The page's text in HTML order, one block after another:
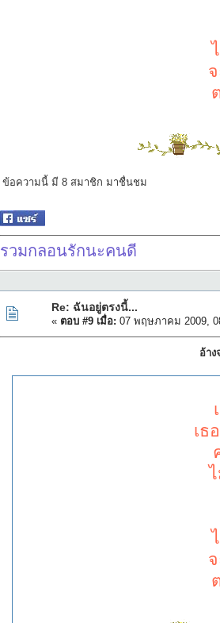
ข้อความนี้ มี 8 สมาชิก มาชื่นชม
รวมกลอนรักนะคนดี
Re: ฉันอยู่ตรงนี้...
« ตอบ #9 เมื่อ: 07 พฤษภาคม 2009,
อ้า
เธ